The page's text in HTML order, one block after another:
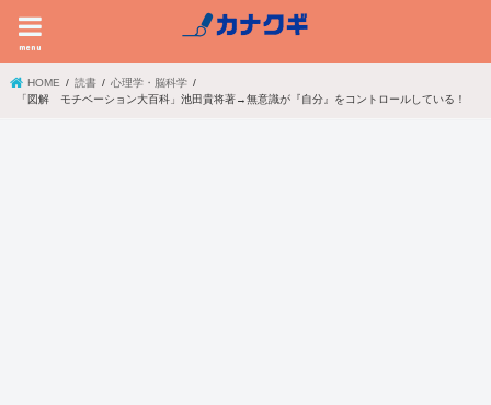
menu
HOME 読書
心理学・脳科学
「図解 モチベーション大百科」池田貴将著→無意識が『自分』をコントロールしている！